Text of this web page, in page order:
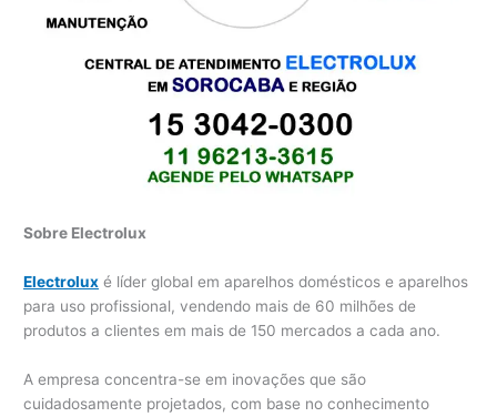
Sobre Electrolux
Electrolux é líder global em aparelhos domésticos e aparelhos
para uso profissional, vendendo mais de 60 milhões de
produtos a clientes em mais de 150 mercados a cada ano.
A empresa concentra-se em inovações que são
cuidadosamente projetados, com base no conhecimento